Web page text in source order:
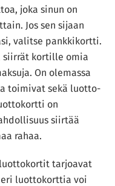
joka sinun on
Jos sen sijaan
valitse pankkikortti.
kortille omia
On olemassa
toimivat sekä luotto-
on
siirtää
rahaa.
tarjoavat
luottokorttia voi